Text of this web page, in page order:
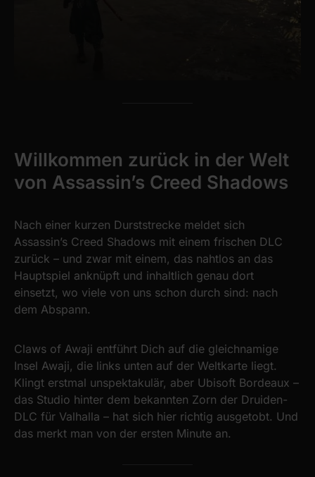
Willkommen zurück in der Welt
von Assassin’s Creed Shadows
Nach einer kurzen Durststrecke meldet sich
Assassin’s Creed Shadows mit einem frischen DLC
zurück – und zwar mit einem, das nahtlos an das
Hauptspiel anknüpft und inhaltlich genau dort
einsetzt, wo viele von uns schon durch sind: nach
dem Abspann.
Claws of Awaji entführt Dich auf die gleichnamige
Insel Awaji, die links unten auf der Weltkarte liegt.
Klingt erstmal unspektakulär, aber Ubisoft Bordeaux –
das Studio hinter dem bekannten Zorn der Druiden-
DLC für Valhalla – hat sich hier richtig ausgetobt. Und
das merkt man von der ersten Minute an.